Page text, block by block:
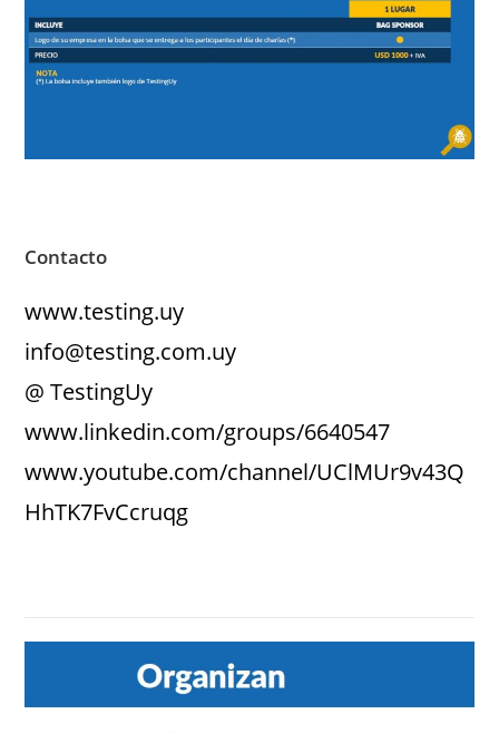
Contacto
www.testing.uy
info@testing.com.uy
@ TestingUy
www.linkedin.com/groups/6640547
www.youtube.com/channel/UClMUr9v43Q
HhTK7FvCcruqg